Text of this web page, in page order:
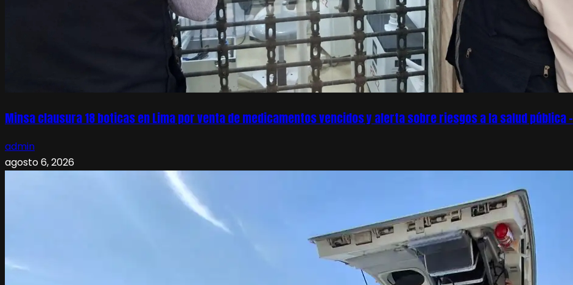
Minsa clausura 18 boticas en Lima por venta de medicamentos vencidos y alerta sobre riesgos a la salud pública –
admin
agosto 6, 2026